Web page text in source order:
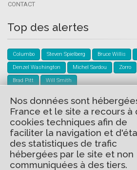
CONTACT
Top des alertes
Columbo Steven Spielberg Bruce Willis
Denzel Washington Michel Sardou Zorro
Brad Pitt Will Smith
Créer mon compte
Créez gratuitement votre compte Evernext
manquer un film, une série, ...
Nos données sont
France et le site a recours à
cookies techniques afin de
faciliter la navigation et
des statistiques de trafic
hébergées par le site et non
communiquées à des tiers.